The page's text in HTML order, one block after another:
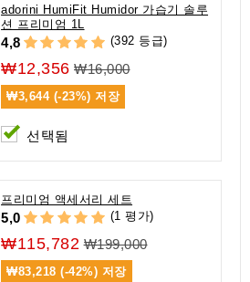
adorini HumiFit Humidor 가습기 솔루
션 프리미엄 1L
4,8 (392 등급)
₩12,356 ₩16,000
₩3,644 (-23%) 저장
선택됨
프리미엄 액세서리 세트
5,0 (1 평가)
₩115,782 ₩199,000
₩83,218 (-42%) 저장